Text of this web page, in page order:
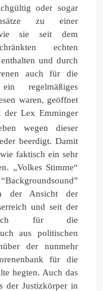
oder sogar
zu einer
wie sie seit dem
echten
und durch
auch für die
regelmäßiges
waren, geöffnet
der Lex Emminger
wegen dieser
beerdigt. Damit
faktisch ein sehr
„Volkes Stimme“
der Ansicht der
und seit der
für die
aus politischen
der nunmehr
für die
hegten. Auch das
der Justizkörper in